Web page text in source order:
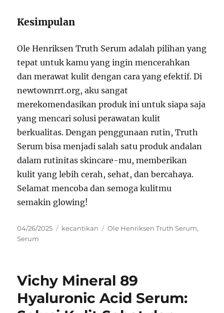
Kesimpulan
Ole Henriksen Truth Serum adalah pilihan yang
tepat untuk kamu yang ingin mencerahkan
dan merawat kulit dengan cara yang efektif. Di
newtownrrt.org, aku sangat
merekomendasikan produk ini untuk siapa saja
yang mencari solusi perawatan kulit
berkualitas. Dengan penggunaan rutin, Truth
Serum bisa menjadi salah satu produk andalan
dalam rutinitas skincare-mu, memberikan
kulit yang lebih cerah, sehat, dan bercahaya.
Selamat mencoba dan semoga kulitmu
semakin glowing!
Posted
on
04/26/2025 Categories
kecantikan Tags
Ole Henriksen Truth Serum,
Serum
Vichy Mineral 89
Hyaluronic Acid Serum: